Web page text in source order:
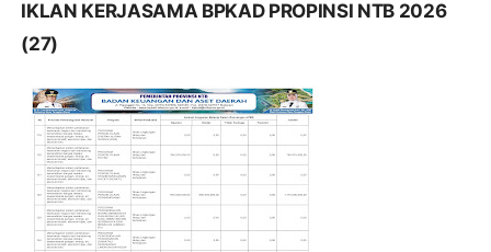
IKLAN KERJASAMA BPKAD PROPINSI NTB 2026
(27)